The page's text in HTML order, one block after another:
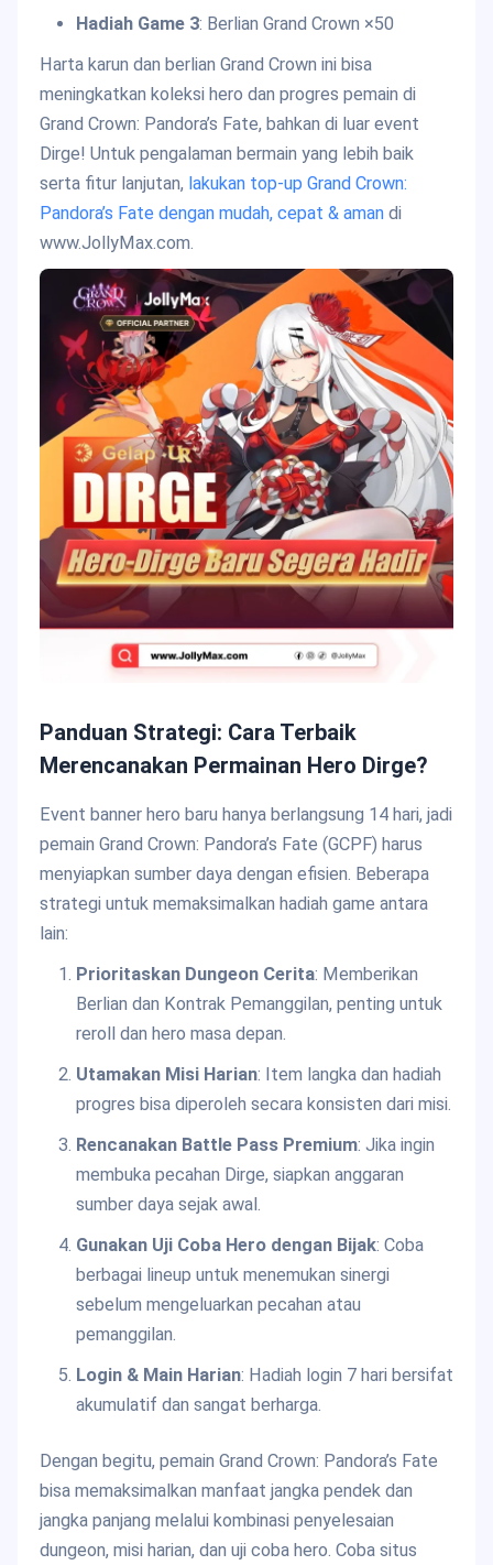
Hadiah Game 3: Berlian Grand Crown ×50
Harta karun dan berlian Grand Crown ini bisa
meningkatkan koleksi hero dan progres pemain di
Grand Crown: Pandora’s Fate, bahkan di luar event
Dirge! Untuk pengalaman bermain yang lebih baik
serta fitur lanjutan, lakukan top-up Grand Crown:
Pandora’s Fate dengan mudah, cepat & aman di
www.JollyMax.com.
Panduan Strategi: Cara Terbaik
Merencanakan Permainan Hero Dirge?
Event banner hero baru hanya berlangsung 14 hari, jadi
pemain Grand Crown: Pandora’s Fate (GCPF) harus
menyiapkan sumber daya dengan efisien. Beberapa
strategi untuk memaksimalkan hadiah game antara
lain:
Prioritaskan Dungeon Cerita: Memberikan
Berlian dan Kontrak Pemanggilan, penting untuk
reroll dan hero masa depan.
Utamakan Misi Harian: Item langka dan hadiah
progres bisa diperoleh secara konsisten dari misi.
Rencanakan Battle Pass Premium: Jika ingin
membuka pecahan Dirge, siapkan anggaran
sumber daya sejak awal.
Gunakan Uji Coba Hero dengan Bijak: Coba
berbagai lineup untuk menemukan sinergi
sebelum mengeluarkan pecahan atau
pemanggilan.
Login & Main Harian: Hadiah login 7 hari bersifat
akumulatif dan sangat berharga.
Dengan begitu, pemain Grand Crown: Pandora’s Fate
bisa memaksimalkan manfaat jangka pendek dan
jangka panjang melalui kombinasi penyelesaian
dungeon, misi harian, dan uji coba hero. Coba situs